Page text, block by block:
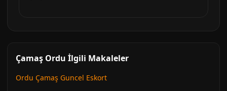
Çamaş Ordu İlgili Makaleler
Ordu Çamaş Guncel Eskort